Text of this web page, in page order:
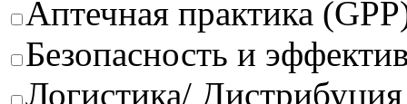
Аптечная практика
Безопасность и
Логистика/